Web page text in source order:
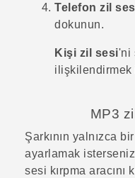
Telefon zil
dokunun.
Kişi zil sesi'ni
MP3
Şarkının yalnızca
ayarlamak
sesi kırpma aracını